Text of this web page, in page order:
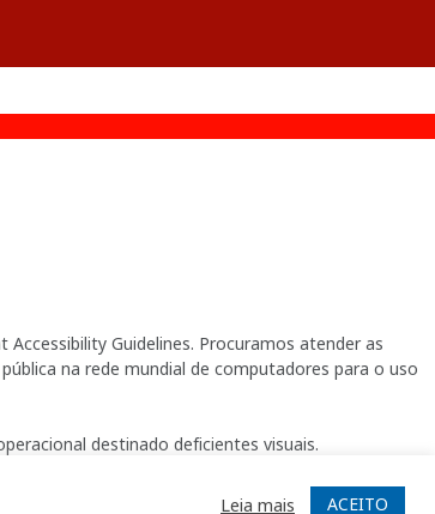
Leia mais ACEITO
Guidelines. Procuramos atender as
na rede mundial de computadores para o uso
destinado deficientes visuais.